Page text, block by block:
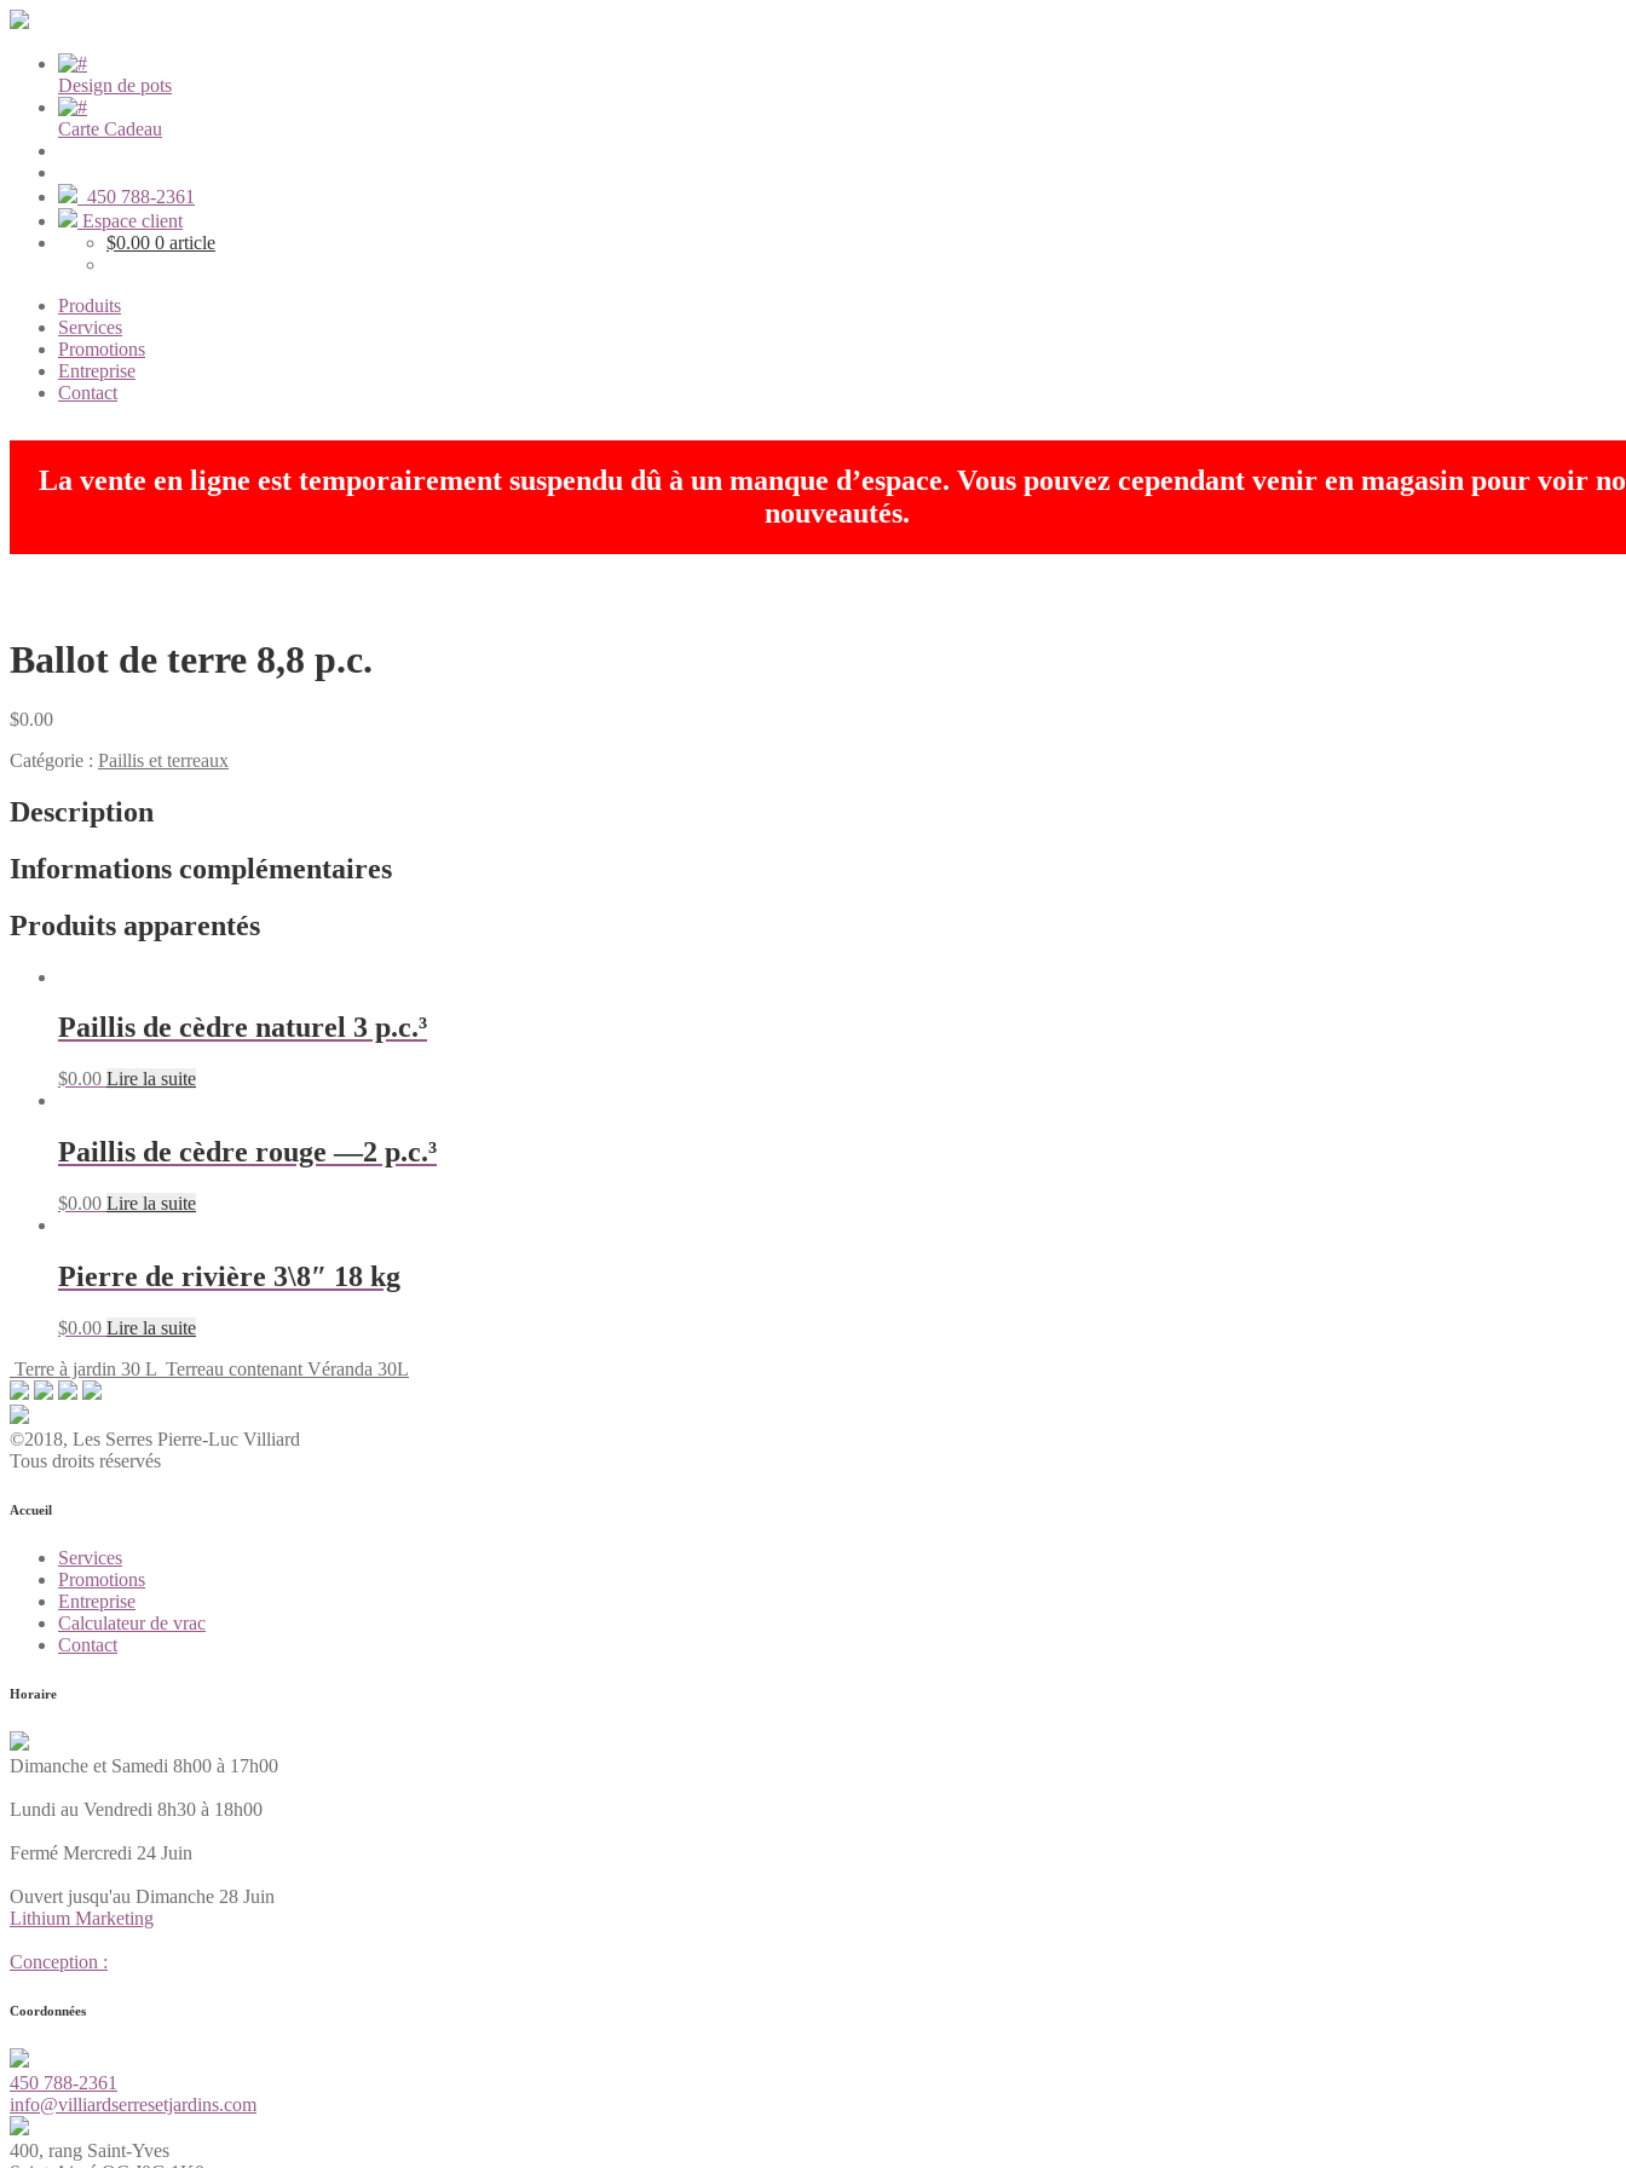
Design de pots
Carte Cadeau
450 788-2361
Espace client
$0.00 0 article
Produits
Services
Promotions
Entreprise
Contact
La vente en ligne est temporairement suspendu dû à un manque d’espace. Vous pouvez cependant venir en magasin pour voir
nouveautés.
Ballot de terre 8,8 p.c.
$0.00
Catégorie : Paillis et terreaux
Description
Informations complémentaires
Produits apparentés
Paillis de cèdre naturel 3 p.c.³
$0.00 Lire la suite
Paillis de cèdre rouge —2 p.c.³
$0.00 Lire la suite
Pierre de rivière 3\8″ 18 kg
$0.00 Lire la suite
Terre à jardin 30 L Terreau contenant Véranda 30L
©2018, Les Serres Pierre-Luc Villiard
Tous droits réservés
Accueil
Services
Promotions
Entreprise
Calculateur de vrac
Contact
Horaire
Dimanche et Samedi 8h00 à 17h00
Lundi au Vendredi 8h30 à 18h00
Fermé Mercredi 24 Juin
Ouvert jusqu'au Dimanche 28 Juin
Lithium Marketing
Conception :
Coordonnées
450 788-2361
info@villiardserresetjardins.com
400, rang Saint-Yves